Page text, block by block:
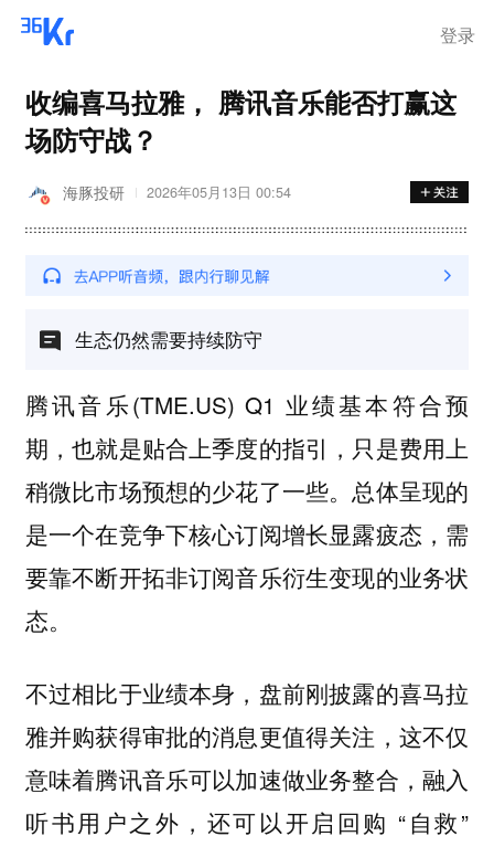
登录
收编喜马拉雅， 腾讯音乐能否打赢这
场防守战？
海豚投研 2026年05月13日 00:54
生态仍然需要持续防守
腾讯音乐(TME.US) Q1 业绩基本符合预
期，也就是贴合上季度的指引，只是费用上
稍微比市场预想的少花了一些。总体呈现的
是一个在竞争下核心订阅增长显露疲态，需
要靠不断开拓非订阅音乐衍生变现的业务状
态。
不过相比于业绩本身，盘前刚披露的喜马拉
雅并购获得审批的消息更值得关注，这不仅
意味着腾讯音乐可以加速做业务整合，融入
听书用户之外，还可以开启回购 “自救”